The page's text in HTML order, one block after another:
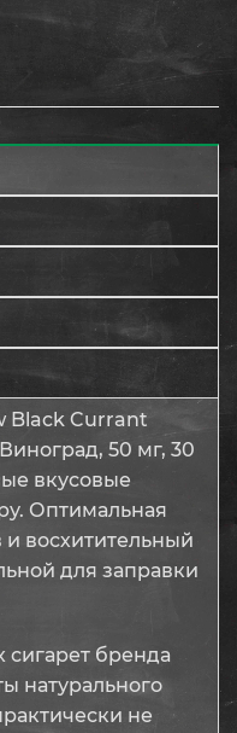
Black Currant
50 мг, 30
вкусовые
Оптимальная
и восхитительный
для заправки
сигарет бренда
натурального
не